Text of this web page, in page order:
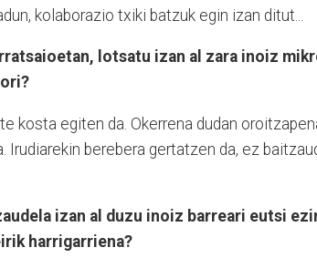
kolaborazio txiki batzuk egin izan ditut...
lotsatu izan al zara inoiz
kosta egiten da. Okerrena dudan
Irudiarekin berebera gertatzen da, ez
izan al duzu inoiz barreari eutsi
harrigarriena?